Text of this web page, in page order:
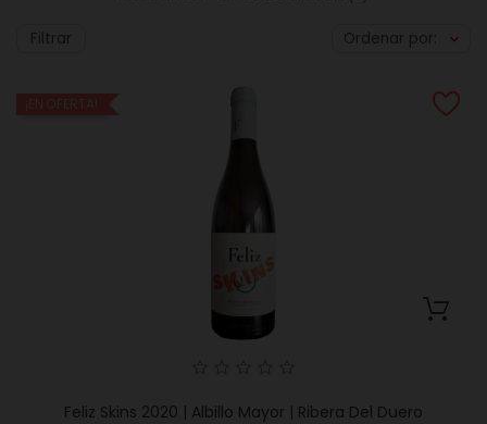
Filtrar Ordenar por:
Feliz Skins 2020 | Albillo Mayor | Ribera Del Duero